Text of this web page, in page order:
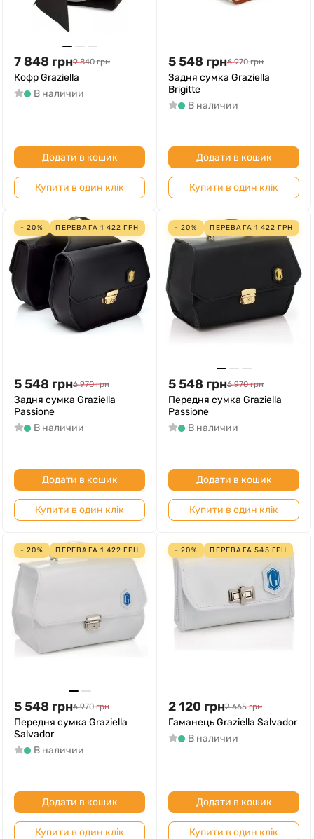
7 848 грн9 840 грн
Кофр Graziella
В наличии
Додати в кошик
Купити в один клік
5 548 грн6 970 грн
Задня сумка Graziella
Brigitte
В наличии
Додати в кошик
Купити в один клік
- 20% ПЕРЕВАГА1 422 ГРН
5 548 грн6 970 грн
Задня сумка Graziella
Passione
В наличии
Додати в кошик
Купити в один клік
- 20% ПЕРЕВАГА1 422 ГРН
5 548 грн6 970 грн
Передня сумка Graziella
Passione
В наличии
Додати в кошик
Купити в один клік
- 20% ПЕРЕВАГА1 422 ГРН
5 548 грн6 970 грн
Передня сумка Graziella
Salvador
В наличии
Додати в кошик
Купити в один клік
- 20% ПЕРЕВАГА545 ГРН
2 120 грн2 665 грн
Гаманець Graziella Salvador
В наличии
Додати в кошик
Купити в один клік